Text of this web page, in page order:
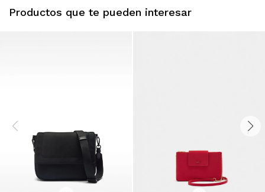
Productos que te pueden interesar
SELECCIONAR TALLE